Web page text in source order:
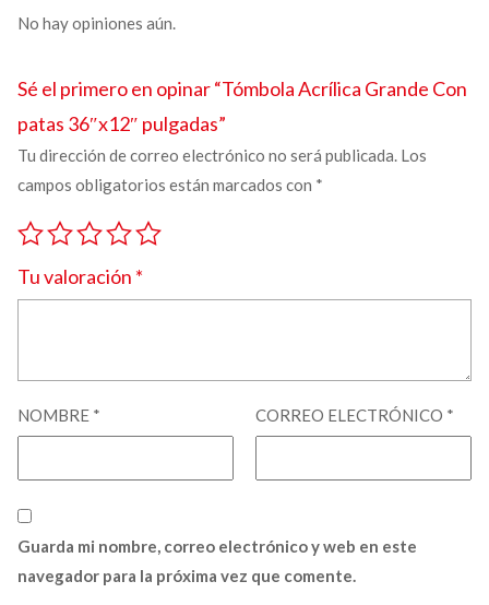
No hay opiniones aún.
Sé el primero en opinar “Tómbola Acrílica Grande Con
patas 36″x12″ pulgadas”
Tu dirección de correo electrónico no será publicada. Los
campos obligatorios están marcados con *
Tu valoración *
NOMBRE * CORREO ELECTRÓNICO *
Guarda mi nombre, correo electrónico y web en este
navegador para la próxima vez que comente.